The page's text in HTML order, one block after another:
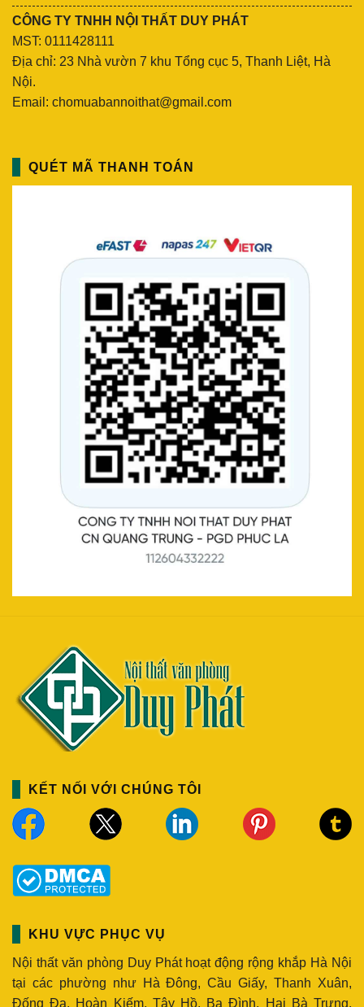
CÔNG TY TNHH NỘI THẤT DUY PHÁT
MST: 0111428111
Địa chỉ: 23 Nhà vườn 7 khu Tổng cục 5, Thanh Liệt, Hà
Nội.
Email: chomuabannoithat@gmail.com
QUÉT MÃ THANH TOÁN
KẾT NỐI VỚI CHÚNG TÔI
KHU VỰC PHỤC VỤ
Nội thất văn phòng Duy Phát hoạt động rộng khắp Hà Nội
tại các phường như Hà Đông, Cầu Giấy, Thanh Xuân,
Đống Đa, Hoàn Kiếm, Tây Hồ, Ba Đình, Hai Bà Trưng,